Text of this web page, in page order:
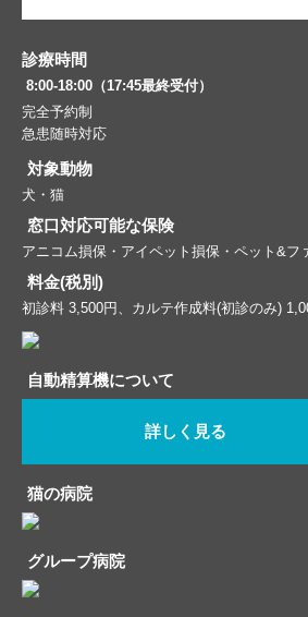
診療時間
8:00-18:00（17:45最終受付）
完全予約制
急患随時対応
対象動物
犬・猫
窓口対応可能な保険
アニコム損保・アイペット損保・ペット&フ
料金(税別)
初診料 3,500円、カルテ作成料(初診のみ)
自動精算機について
詳しく見る
猫の病院
グループ病院